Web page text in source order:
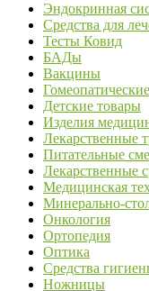
Эндокринная
Средства для
Тесты Ковид
БАДы
Вакцины
Детские товары
Изделия
Лекарственные
Питательные
Лекарственные
Медицинская
Минерально-
Онкология
Ортопедия
Оптика
Средства
Ножницы